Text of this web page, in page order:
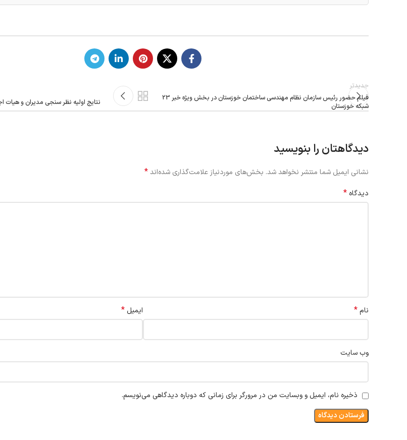
جدیدتر
فیلم حضور رئیس سازمان نظام مهندسی ساختمان خوزستان در بخش ویژه خبر 23
شبکه خوزستان
نتایج اولیه نظر سنجی مدیران و هیات
دیدگاهتان را بنویسید
نشانی ایمیل شما منتشر نخواهد شد. بخش‌های موردنیاز علامت‌گذاری شده‌اند*
دیدگاه *
نام* ایمیل *
وب‌ سایت
ذخیره نام، ایمیل و وبسایت من در مرورگر برای زمانی که دوباره دیدگاهی می‌نویسم.